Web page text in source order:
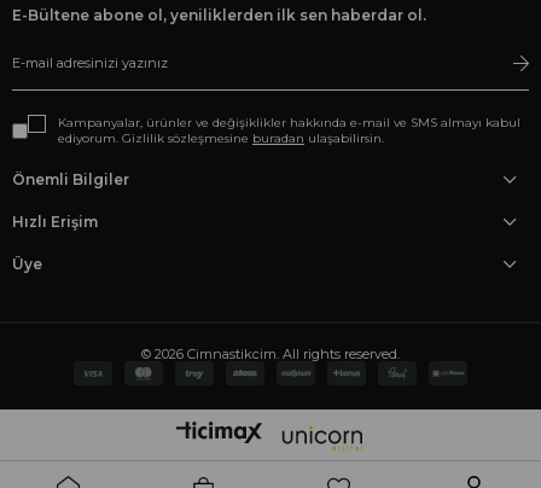
E-Bültene abone ol, yeniliklerden ilk sen haberdar ol.
Kampanyalar, ürünler ve değişiklikler hakkında e-mail ve SMS almayı kabul
ediyorum. Gizlilik sözleşmesine buradan ulaşabilirsin.
Önemli Bilgiler
Hızlı Erişim
Üye
© 2026 Cimnastikcim. All rights reserved.